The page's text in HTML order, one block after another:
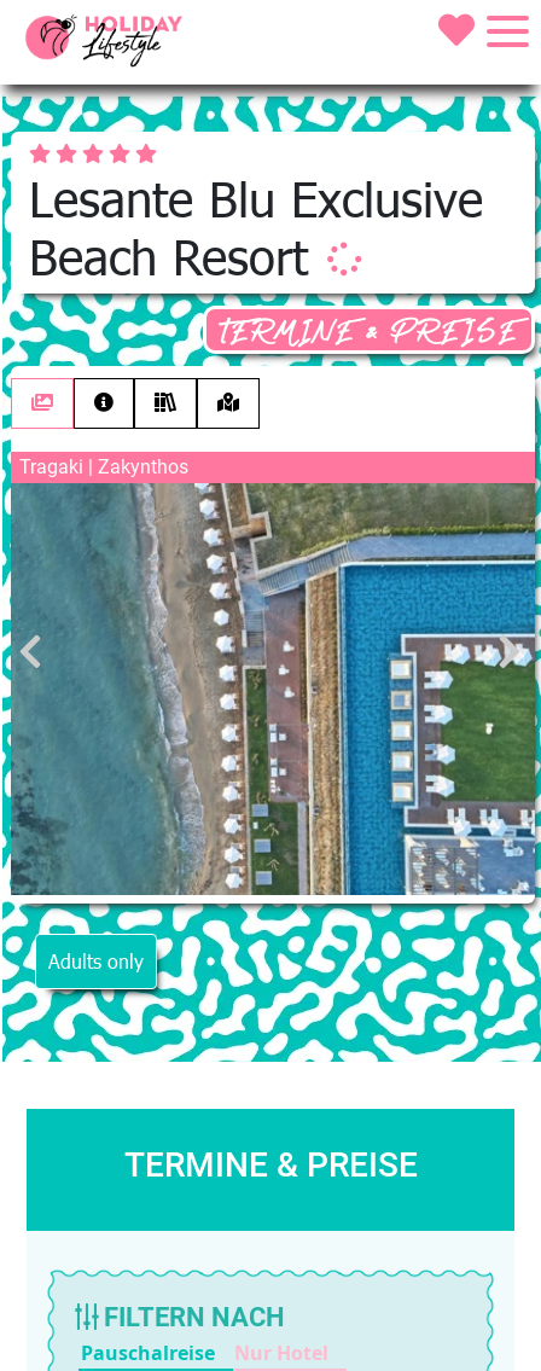
Lesante Blu Exclusive
Beach Resort
TERMINE & PREISE
Tragaki | Zakynthos
Adults only
TERMINE & PREISE
FILTERN NACH
Pauschalreise Nur Hotel